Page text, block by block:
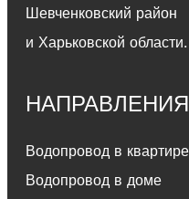
Шевченковский район
и Харьковской области.
Водопровод в квартире
Водопровод в доме